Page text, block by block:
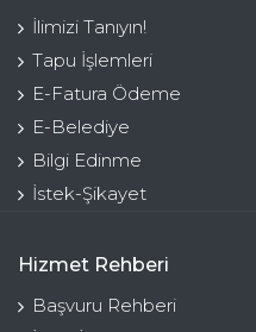
İlimizi Tanıyın!
Tapu İşlemleri
E-Fatura Ödeme
E-Belediye
Bilgi Edinme
İstek-Şikayet
Hizmet Rehberi
Başvuru Rehberi